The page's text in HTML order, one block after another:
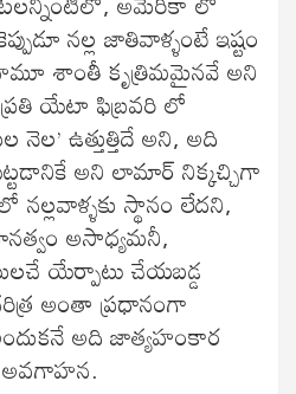
నల్ల జాతివాళ్ళంటే ఇష్టం
శాంతీ కృత్రిమమైనవే అని
ప్రతి యేటా ఫిబ్రవరి లో
నెల’ ఉత్తుత్తిదే అని, అది
అని లామార్ నిక్కచ్చిగా
స్థానం లేదని,
అసాధ్యమనీ,
యేర్పాటు చేయబడ్డ
అంతా ప్రధానంగా
అది జాత్యహంకార